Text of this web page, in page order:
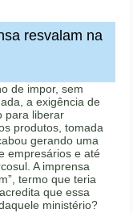
resvalam na
de impor, sem
a exigência de
para liberar
produtos, tomada
gerando uma
empresários e até
A imprensa
termo que teria
que essa
ministério?